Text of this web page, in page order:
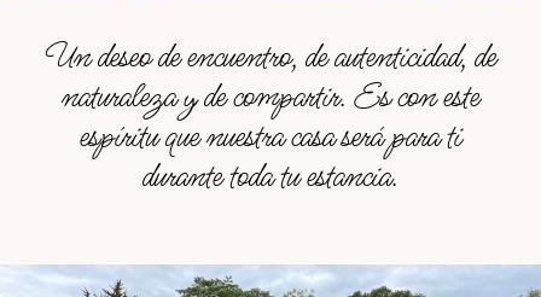
Un deseo de encuentro, de autenticidad, de
naturaleza y de compartir. Es con este
espíritu que nuestra casa será para ti
durante toda tu estancia.